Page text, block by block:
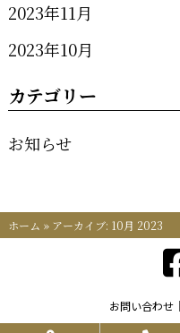
2023年11月
2023年10月
カテゴリー
お知らせ
ホーム » アーカイブ: 10月 2023
お問い合わせ